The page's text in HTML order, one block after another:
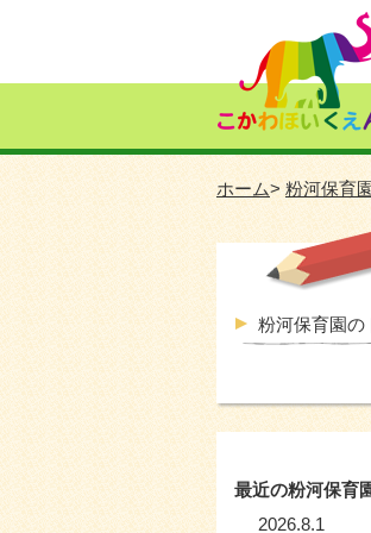
ホーム> 粉河保育
粉河保育園の
最近の粉河保育
2026.8.1